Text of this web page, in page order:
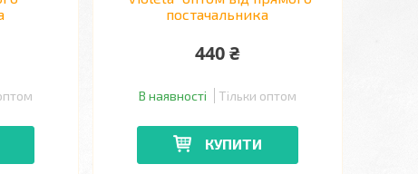
постачальника
440 ₴
В наявності Тільки оптом
КУПИТИ